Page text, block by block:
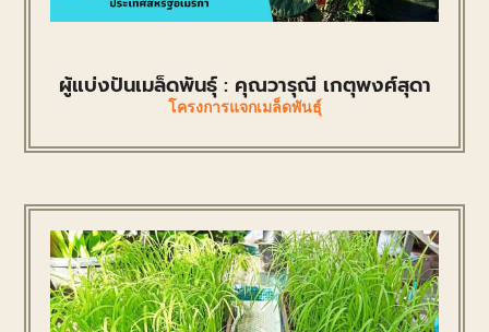
ผู้แบ่งปันเมล็ดพันธุ์ : คุณวารุณี เกตุพงศ์สุดา
โครงการแจกเมล็ดพันธุ์